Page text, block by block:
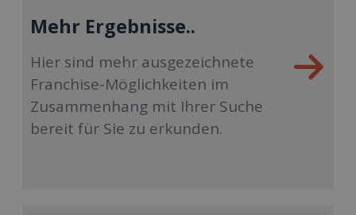
Mehr Ergebnisse..
Hier sind mehr ausgezeichnete
Franchise-Möglichkeiten im
Zusammenhang mit Ihrer Suche
bereit für Sie zu erkunden.